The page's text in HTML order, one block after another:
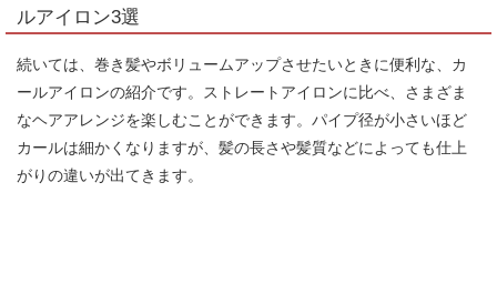
ルアイロン3選
続いては、巻き髪やボリュームアップさせたいときに便利な、カ
ールアイロンの紹介です。ストレートアイロンに比べ、さまざま
なヘアアレンジを楽しむことができます。パイプ径が小さいほど
カールは細かくなりますが、髪の長さや髪質などによっても仕上
がりの違いが出てきます。